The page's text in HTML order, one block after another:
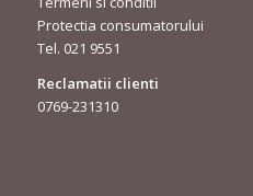
Protectia consumatorului
Tel. 021 9551
Reclamatii clienti
0769-231310